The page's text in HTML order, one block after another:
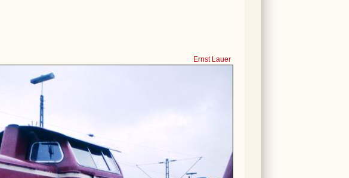
Ernst Lauer